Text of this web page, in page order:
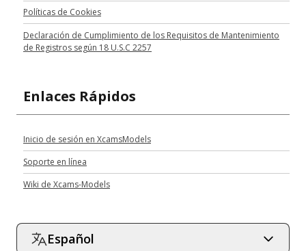
Políticas de Cookies
Declaración de Cumplimiento de los Requisitos de Mantenimiento
de Registros según 18 U.S.C 2257
Enlaces Rápidos
Inicio de sesión en XcamsModels
Soporte en línea
Wiki de Xcams-Models
Español